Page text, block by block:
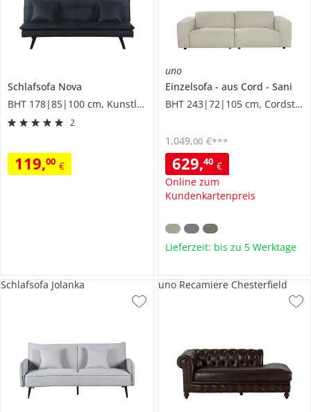
Schlafsofa Nova
BHT 178|85|100 cm, Kunstleder
2
119,00 €
uno
Einzelsofa
aus Cord
Sani
BHT 243|72|105 cm, Cordstoff
629,40 €
Online zum
Kundenkartenpreis
1.049,00 €***
Lieferzeit: bis zu 5 Werktage
Schlafsofa Jolanka uno Recamiere Chesterfield